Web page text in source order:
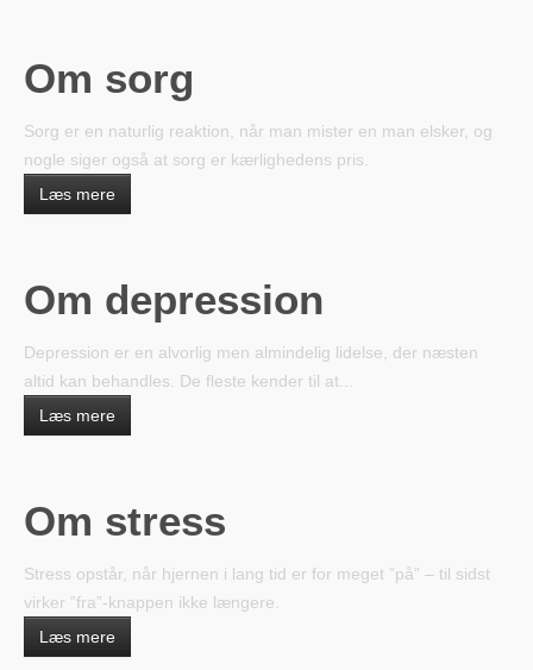
Om sorg
Sorg er en naturlig reaktion, når man mister en man elsker, og
nogle siger også at sorg er kærlighedens pris.
Læs mere
Om depression
Depression er en alvorlig men almindelig lidelse, der næsten
altid kan behandles. De fleste kender til at...
Læs mere
Om stress
Stress opstår, når hjernen i lang tid er for meget ”på” – til sidst
virker ”fra”-knappen ikke længere.
Læs mere